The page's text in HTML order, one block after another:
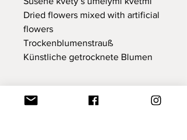
Dried flowers mixed with artificial
flowers
Trockenblumenstrauß
Künstliche getrocknete Blumen
Nová kolekcia